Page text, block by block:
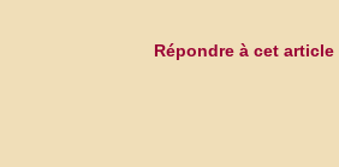
Répondre à cet article